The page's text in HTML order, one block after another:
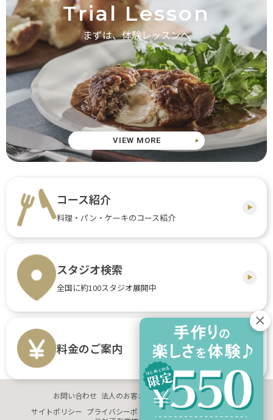
Trial Lesson
まずは、体験レッスンへ
VIEW MORE
コース紹介
料理・パン・ケーキのコース紹介
スタジオ検索
全国に約100スタジオ展開中
料金のご案内
お問い合わせ 法人のお客さま 企業情報
採用情報
サイトポリシー プライバシーポリシー サイトマップ 推奨環境